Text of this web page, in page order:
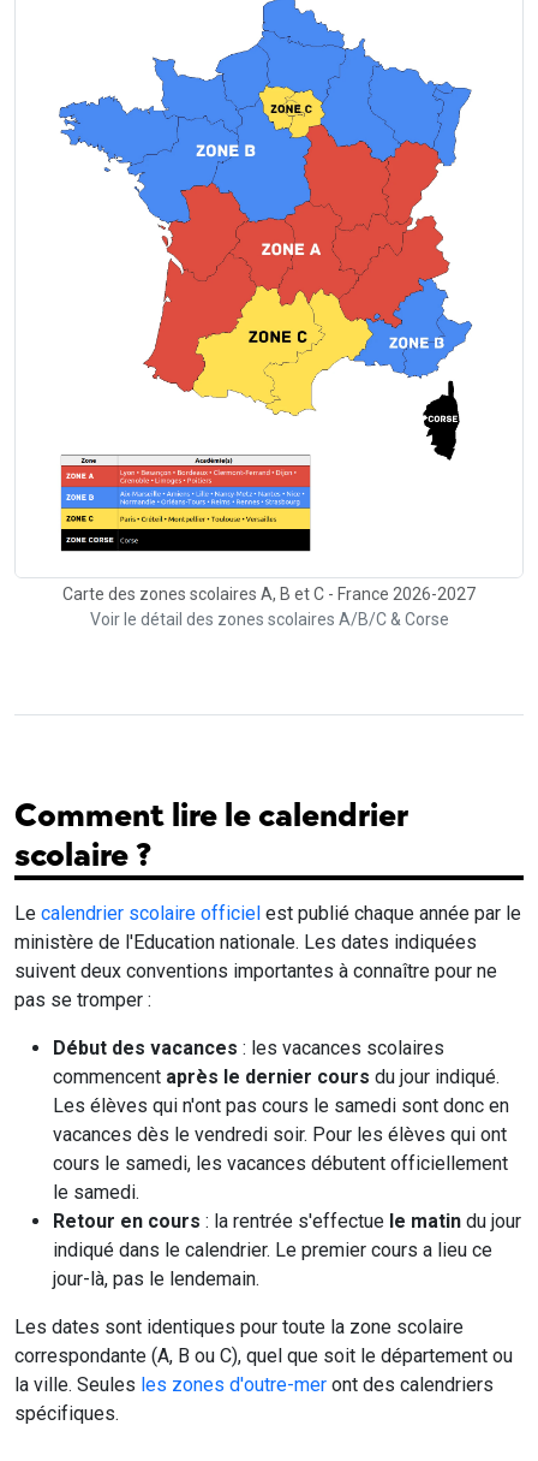
Carte des zones scolaires A, B et C - France 2026-2027
Voir le détail des zones scolaires A/B/C & Corse
Comment lire le calendrier
scolaire ?
Le calendrier scolaire officiel est publié chaque année par le
ministère de l'Education nationale. Les dates indiquées
suivent deux conventions importantes à connaître pour ne
pas se tromper :
Début des vacances : les vacances scolaires
commencent après le dernier cours du jour indiqué.
Les élèves qui n'ont pas cours le samedi sont donc en
vacances dès le vendredi soir. Pour les élèves qui ont
cours le samedi, les vacances débutent officiellement
le samedi.
Retour en cours : la rentrée s'effectue le matin du jour
indiqué dans le calendrier. Le premier cours a lieu ce
jour-là, pas le lendemain.
Les dates sont identiques pour toute la zone scolaire
correspondante (A, B ou C), quel que soit le département ou
la ville. Seules les zones d'outre-mer ont des calendriers
spécifiques.